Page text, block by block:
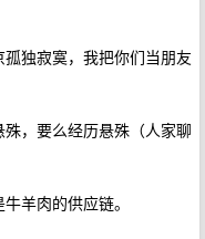
独寂寞，我把你们当朋友
，要么经历悬殊（人家聊
羊肉的供应链。